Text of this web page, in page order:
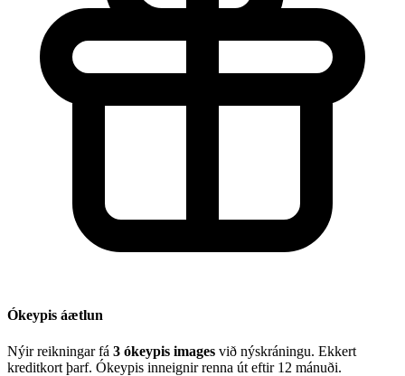
Ókeypis áætlun
Nýir reikningar fá 3 ókeypis images við nýskráningu. Ekkert
kreditkort þarf. Ókeypis inneignir renna út eftir 12 mánuði.